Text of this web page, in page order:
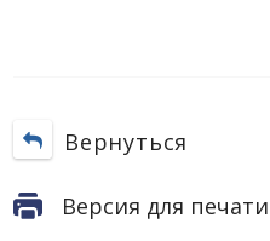
Вернуться
Версия для печати